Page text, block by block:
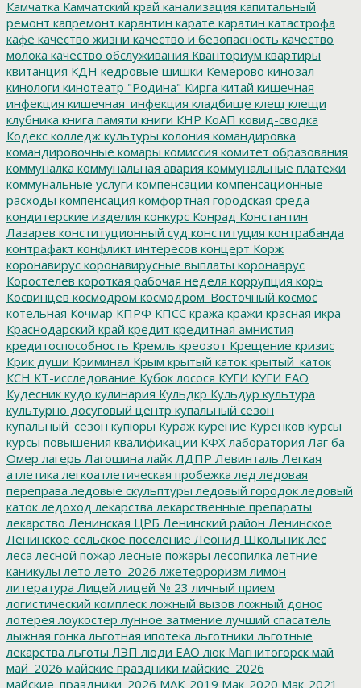
Камчатка Камчатский край канализация капитальный
ремонт капремонт карантин карате каратин катастрофа
кафе качество жизни качество и безопасность качество
молока качество обслуживания Кванториум квартиры
квитанция КДН кедровые шишки Кемерово кинозал
кинологи кинотеатр "Родина" Кирга китай кишечная
инфекция кишечная_инфекция кладбище клещ клещи
клубника книга памяти книги КНР КоАП ковид-сводка
Кодекс колледж культуры колония командировка
командировочные комары комиссия комитет образования
коммуналка коммунальная авария коммунальные платежи
коммунальные услуги компенсации компенсационные
расходы компенсация комфортная городская среда
кондитерские изделия конкурс Конрад Константин
Лазарев конституционный суд конституция контрабанда
контрафакт конфликт интересов концерт Корж
коронавирус коронавирусные выплаты коронаврус
Коростелев короткая рабочая неделя коррупция корь
Косвинцев космодром космодром_Восточный космос
котельная Кочмар КПРФ КПСС кража кражи красная икра
Краснодарский край кредит кредитная амнистия
кредитоспособность Кремль креозот Крещение кризис
Крик души Криминал Крым крытый каток крытый_каток
КСН КТ-исследование Кубок лосося КУГИ КУГИ ЕАО
Кудесник кудо кулинария Кульдкр Кульдур культура
культурно досуговый центр купальный сезон
купальный_сезон купюры Кураж курение Куренков курсы
курсы повышения квалификации КФХ лаборатория Лаг ба-
Омер лагерь Лагошина лайк ЛДПР Левинталь Легкая
атлетика легкоатлетическая пробежка лед ледовая
переправа ледовые скульптуры ледовый городок ледовый
каток ледоход лекарства лекарственные препараты
лекарство Ленинская ЦРБ Ленинский район Ленинское
Ленинское сельское поселение Леонид Школьник лес
леса лесной пожар лесные пожары лесопилка летние
каникулы лето лето_2026 лжетерроризм лимон
литература Лицей лицей № 23 личный прием
логистический комплеск ложный вызов ложный донос
лотерея лоукостер лунное затмение лучший спасатель
лыжная гонка льготная ипотека льготники льготные
лекарства льготы ЛЭП люди ЕАО люк Магнитогорск май
май_2026 майские праздники майские_2026
майские_праздники_2026 МАК-2019 Мак-2020 Мак-2021